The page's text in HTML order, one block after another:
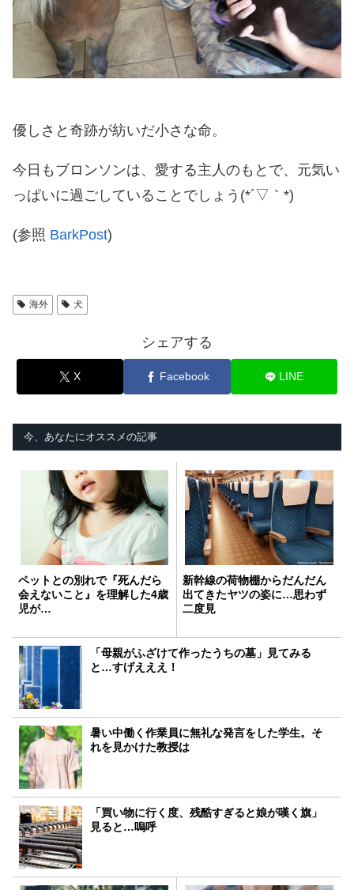
優しさと奇跡が紡いだ小さな命。
今日もブロンソンは、愛する主人のもとで、元気い
っぱいに過ごしていることでしょう(*´▽｀*)
(参照 BarkPost)
海外 犬
シェアする
X Facebook LINE
今、あなたにオススメの記事
ペットとの別れで『死んだら
会えないこと』を理解した4歳
児が…
新幹線の荷物棚からだんだん
出てきたヤツの姿に…思わず
二度見
「母親がふざけて作ったうちの墓」見てみる
と…すげえええ！
暑い中働く作業員に無礼な発言をした学生。そ
れを見かけた教授は
「買い物に行く度、残酷すぎると娘が嘆く旗」
見ると…嗚呼